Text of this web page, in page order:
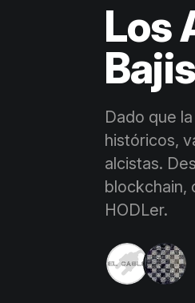
Los
Dado que
históricos,
alcistas.
blockchain,
HODLer.